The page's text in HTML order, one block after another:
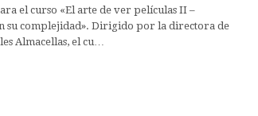
el curso «El arte de ver películas II –
su complejidad». Dirigido por la directora de
Almacellas, el cu…